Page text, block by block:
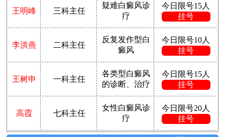
王明峰 三科主任
疑难白癜风诊
疗
今日限号15人
挂号
李洪燕 二科主任
反复发作型白
癜风
今日限号10人
挂号
王树申 一科主任
各类型白癜风
的诊断、治疗
今日限号15人
挂号
高霞 七科主任
女性白癜风诊
疗
今日限号20人
挂号